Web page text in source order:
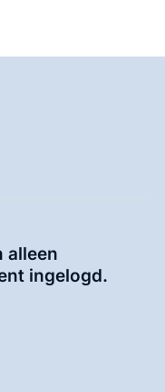
alleen
ingelogd.